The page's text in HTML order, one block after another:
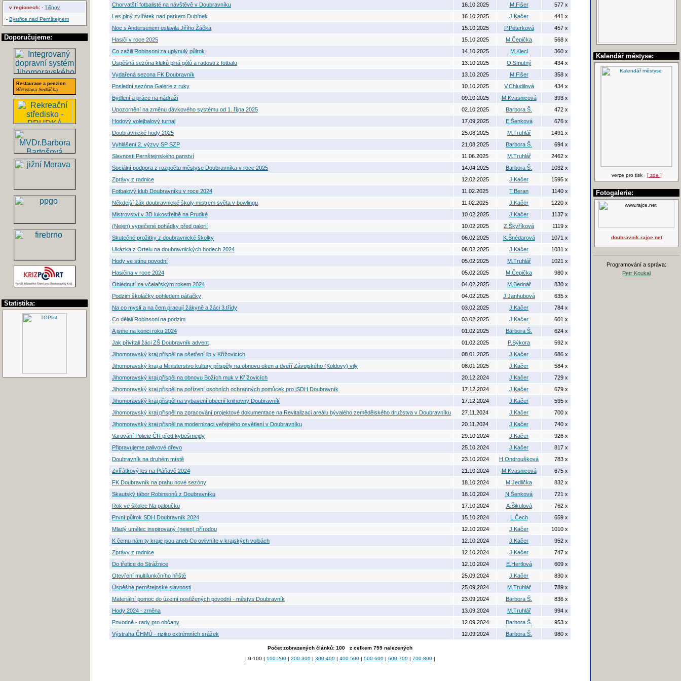
v regionech: - Tišnov
- Bystřice nad Pernštejnem
Doporučujeme:
Restaurace a penzion
Břetislava Sedláčka
Statistika:
Kalendář městyse:
verze pro tisk [ zde ]
Fotogalerie:
doubravnik.rajce.net
Programování a správa:
Petr Koukal
Chorvatští fotbalisté na návštěvě v Doubravníku
16.10.2025 M.Fišer
577 x
Les plný zvířátek nad parkem Dubínek
16.10.2025 J.Kačer
441 x
Noc s Andersenem oslavila Jiřího Žáčka
15.10.2025 P.Peterková
457 x
Hasiči v roce 2025
15.10.2025 M.Čepička
568 x
Co zažili Robinsoni za uplynulý půlrok
14.10.2025 M.Klecl
360 x
Úspěšná sezóna kluků plná gólů a radosti z fotbalu
13.10.2025 O.Smutný
434 x
Vydařená sezona FK Doubravník
13.10.2025 M.Fišer
358 x
Poslední sezóna Galerie z ruky
10.10.2025 V.Chludilová
434 x
Bydlení a práce na nádraží
09.10.2025 M.Kvasnicová
393 x
Upozornění na změnu dávkového systému od 1. října 2025
02.10.2025 Barbora Š.
472 x
Hodový volejbalový turnaj
17.09.2025 E.Šenková
676 x
Doubravnické hody 2025
25.08.2025 M.Truhlář
1491 x
Vyhlášení 2. výzvy SP SZP
21.08.2025 Barbora Š.
694 x
Slavnosti Pernštejnského panství
11.06.2025 M.Truhlář
2462 x
Sociální podpora z rozpočtu městyse Doubravníka v roce 2025
14.04.2025 Barbora Š.
1032 x
Zprávy z radnice
12.02.2025 J.Kačer
1595 x
Fotbalový klub Doubravníku v roce 2024
11.02.2025 T.Beran
1140 x
Někdejší žák doubravnické školy mistrem světa v bowlingu
11.02.2025 J.Kačer
1220 x
Mistrovství v 3D lukostřelbě na Prudké
10.02.2025 J.Kačer
1137 x
(Nejen) vypečené pohádky před galerií
10.02.2025 Z.Škyříková
1119 x
Skutečné prožitky z doubravnické školky
06.02.2025 K.Šnédarová
1071 x
Ukázka z Ortelu na doubravnických hodech 2024
06.02.2025 J.Kačer
1031 x
Hody ve stínu povodní
05.02.2025 M.Truhlář
1021 x
Hasičina v roce 2024
05.02.2025 M.Čepička
980 x
Ohlédnutí za včelařským rokem 2024
04.02.2025 M.Bednář
830 x
Podzim školačky pohledem páťačky
04.02.2025 J.Janhubová
635 x
Na co myslí a na čem pracují žákyně a žáci 3.třídy
03.02.2025 J.Kačer
784 x
Co dělali Robinsoni na podzim
03.02.2025 J.Kačer
601 x
A jsme na konci roku 2024
01.02.2025 Barbora Š.
624 x
Jak přivítali žáci ZŠ Doubravník advent
01.02.2025 P.Sýkora
592 x
Jihomoravský kraj přispěl na ošetření lip v Křížovicích
08.01.2025 J.Kačer
686 x
Jihomoravský kraj a Ministerstvo kultury přispěly na obnovu oken a dveří Závojského (Koldovy) vily
08.01.2025 J.Kačer
584 x
Jihomoravský kraj přispěl na obnovu Božích muk v Křížovicích
20.12.2024 J.Kačer
729 x
Jihomoravský kraj přispěl na pořízení osobních ochranných pomůcek pro jSDH Doubravník
17.12.2024 J.Kačer
679 x
Jihomoravský kraj přispěl na vybavení obecní knihovny Doubravník
17.12.2024 J.Kačer
595 x
Jihomoravský kraj přispěl na zpracování projektové dokumentace na Revitalizaci areálu bývalého zemědělského družstva v Doubravníku
27.11.2024 J.Kačer
700 x
Jihomoravský kraj přispěl na modernizaci veřejného osvětlení v Doubravníku
20.11.2024 J.Kačer
740 x
Varování Policie ČR před kybešmejdy
29.10.2024 J.Kačer
926 x
Připravujeme palivové dřevo
25.10.2024 J.Kačer
817 x
Doubravník na druhém místě
23.10.2024 H.Ondroušková
783 x
Zvířátkový les na Pláňavě 2024
21.10.2024 M.Kvasnicová
675 x
FK Doubravník na prahu nové sezóny
18.10.2024 M.Jedlička
832 x
Skautský tábor Robinsonů z Doubravníku
18.10.2024 N.Šenková
721 x
Rok ve školce Na paloučku
17.10.2024 A.Šikulová
762 x
První půlrok SDH Doubravník 2024
15.10.2024 L.Čech
659 x
Mladý umělec inspirovaný (nejen) přírodou
12.10.2024 J.Kačer
1010 x
K čemu nám ty kraje jsou aneb Co ovlivníte v krajských volbách
12.10.2024 J.Kačer
952 x
Zprávy z radnice
12.10.2024 J.Kačer
747 x
Do třetice do Strážnice
12.10.2024 E.Hertlová
609 x
Otevření multifunkčního hřiště
25.09.2024 J.Kačer
830 x
Úspěšné pernštejnské slavnosti
25.09.2024 M.Truhlář
789 x
Materiální pomoc do území postižených povodní - městys Doubravník
23.09.2024 Barbora Š.
836 x
Hody 2024 - změna
13.09.2024 M.Truhlář
994 x
Povodně - rady pro občany
12.09.2024 Barbora Š.
953 x
Výstraha ČHMÚ - riziko extrémních srážek
12.09.2024 Barbora Š. 980 x
Počet zobrazených článků: 100 z celkem 759 nalezených
| 0-100 | 100-200| 200-300| 300-400| 400-500| 500-600| 600-700| 700-800|